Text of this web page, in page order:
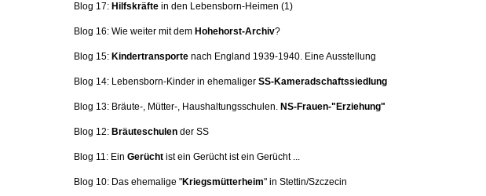
Blog 17: Hilfskräfte in den Lebensborn-Heimen (1)
Blog 16: Wie weiter mit dem Hohehorst-Archiv?
Blog 15: Kindertransporte nach England 1939-1940. Eine Ausstellung
Blog 14: Lebensborn-Kinder in ehemaliger SS-Kameradschaftssiedlung
Blog 13: Bräute-, Mütter-, Haushaltungsschulen. NS-Frauen-"Erziehung"
Blog 12: Bräuteschulen der SS
Blog 11: Ein Gerücht ist ein Gerücht ist ein Gerücht ...
Blog 10: Das ehemalige "Kriegsmütterheim" in Stettin/Szczecin